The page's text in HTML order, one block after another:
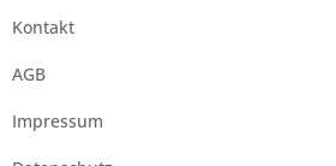
Kontakt
AGB
Impressum